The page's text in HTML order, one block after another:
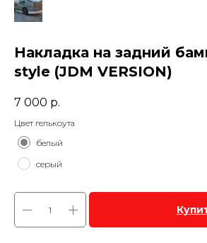
Накладка на задний
style (JDM VERSION)
7 000 р.
Цвет гелькоута
белый
серый